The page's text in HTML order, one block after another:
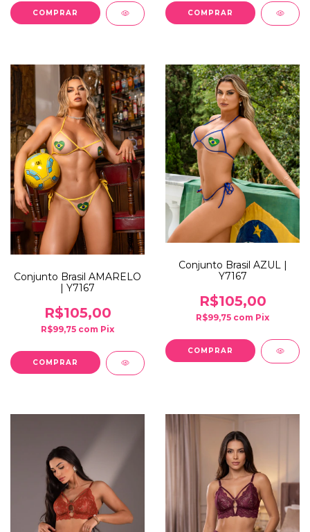
COMPRAR COMPRAR
Conjunto Brasil AMARELO
| Y7167
R$105,00
R$99,75 com Pix
Conjunto Brasil AZUL |
Y7167
R$105,00
R$99,75 com Pix